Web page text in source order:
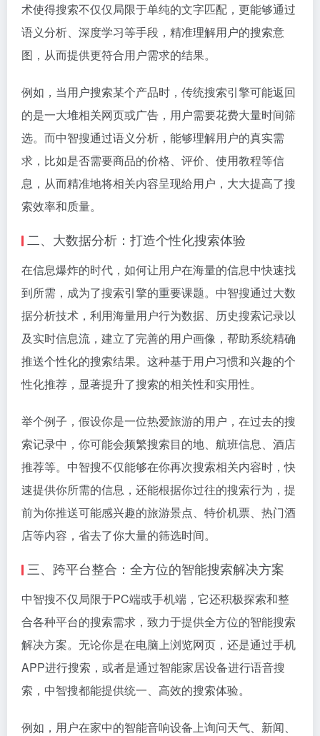
术使得搜索不仅仅局限于单纯的文字匹配，更能够通过
语义分析、深度学习等手段，精准理解用户的搜索意
图，从而提供更符合用户需求的结果。
例如，当用户搜索某个产品时，传统搜索引擎可能返回
的是一大堆相关网页或广告，用户需要花费大量时间筛
选。而中智搜通过语义分析，能够理解用户的真实需
求，比如是否需要商品的价格、评价、使用教程等信
息，从而精准地将相关内容呈现给用户，大大提高了搜
索效率和质量。
二、大数据分析：打造个性化搜索体验
在信息爆炸的时代，如何让用户在海量的信息中快速找
到所需，成为了搜索引擎的重要课题。中智搜通过大数
据分析技术，利用海量用户行为数据、历史搜索记录以
及实时信息流，建立了完善的用户画像，帮助系统精确
推送个性化的搜索结果。这种基于用户习惯和兴趣的个
性化推荐，显著提升了搜索的相关性和实用性。
举个例子，假设你是一位热爱旅游的用户，在过去的搜
索记录中，你可能会频繁搜索目的地、航班信息、酒店
推荐等。中智搜不仅能够在你再次搜索相关内容时，快
速提供你所需的信息，还能根据你过往的搜索行为，提
前为你推送可能感兴趣的旅游景点、特价机票、热门酒
店等内容，省去了你大量的筛选时间。
三、跨平台整合：全方位的智能搜索解决方案
中智搜不仅局限于PC端或手机端，它还积极探索和整
合各种平台的搜索需求，致力于提供全方位的智能搜索
解决方案。无论你是在电脑上浏览网页，还是通过手机
APP进行搜索，或者是通过智能家居设备进行语音搜
索，中智搜都能提供统一、高效的搜索体验。
例如，用户在家中的智能音响设备上询问天气、新闻、